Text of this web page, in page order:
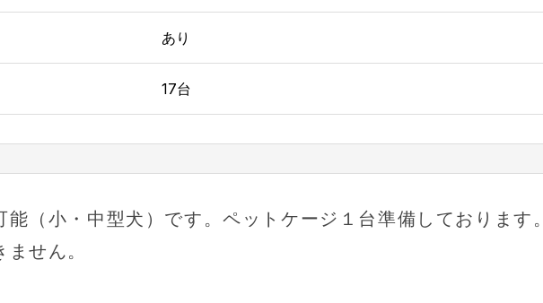
あり
17台
能（小・中型犬）です。ペットケージ１台準備しております。
せん。